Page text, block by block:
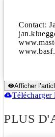
Contact:
Afficher
Télécharger
PLUS